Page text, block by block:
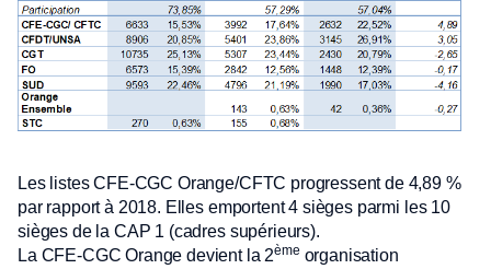
Les listes CFE-CGC Orange/CFTC progressent de 4,89 %
par rapport à 2018. Elles emportent 4 sièges parmi les 10
sièges de la CAP 1 (cadres supérieurs).
La CFE-CGC Orange devient la 2ème organisation